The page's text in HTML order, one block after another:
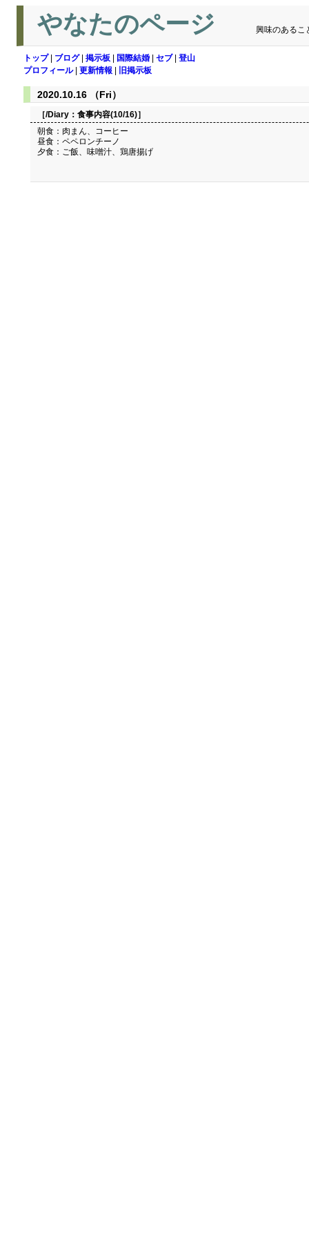
やなたのページ 興味のあるこ
トップ| ブログ| 掲示板 国際結婚 セブ| 登山
プロフィール| 更新情報 旧掲示板
2020.10.16 （Fri）
［/Diary： 食事内容(10/16)］
朝食：肉まん、コーヒー
昼食：ペペロンチーノ
夕食：ご飯、味噌汁、鶏唐揚げ